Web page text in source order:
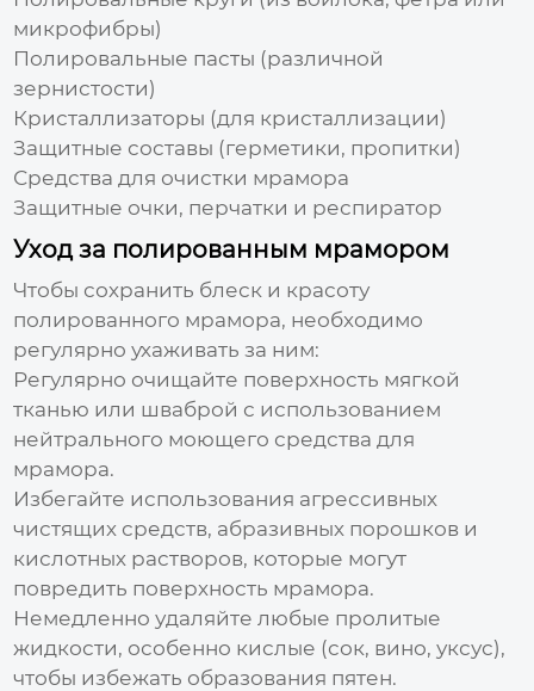
микрофибры)
Полировальные пасты (различной
зернистости)
Кристаллизаторы (для кристаллизации)
Защитные составы (герметики, пропитки)
Средства для очистки мрамора
Защитные очки, перчатки и респиратор
Уход за полированным мрамором
Чтобы сохранить блеск и красоту
полированного мрамора, необходимо
регулярно ухаживать за ним:
Регулярно очищайте поверхность мягкой
тканью или шваброй с использованием
нейтрального моющего средства для
мрамора.
Избегайте использования агрессивных
чистящих средств, абразивных порошков и
кислотных растворов, которые могут
повредить поверхность мрамора.
Немедленно удаляйте любые пролитые
жидкости, особенно кислые (сок, вино, уксус),
чтобы избежать образования пятен.